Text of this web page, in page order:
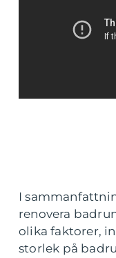
I
renovera
olika faktorer,
storlek på